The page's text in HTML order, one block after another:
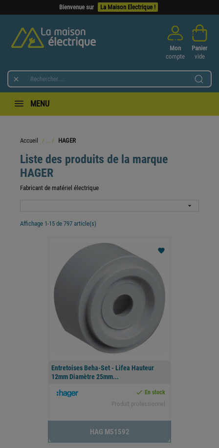
Bienvenue sur La Maison Electrique !

Mon
compte
Panier
vide
MENU
Accueil HAGER
Liste des produits de la marque
HAGER
Fabricant de matériel électrique

Affichage 1-15 de 797 article(s)
Entretoises Beha-Set - Lifea Hauteur
12mm Diamètre 25mm...
 En stock
Produit professionnel
favorite
HAG M51592